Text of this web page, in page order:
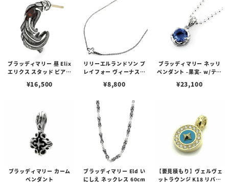
ブラッディマリー 昼 Elix
エリクス スタッド ピアス
¥16,500
リリーエルランドソン プ
レイフォー ヴィーナスチ
¥8,800
ブラッディマリー ネッリ
ペンダント -果実- w/ティ
¥23,100
ブラッディマリー カーム
ペンダント
ブラッディマリー Eld い
にしえ ネックレス 60cm
【要見積もり】ヴェルヴェ
ットラウンジ K18 リバテ